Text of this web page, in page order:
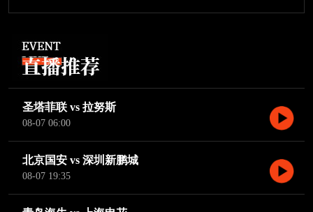
圣塔菲联 vs 拉努斯
08-07 06:00
北京国安 vs 深圳新鹏城
08-07 19:35